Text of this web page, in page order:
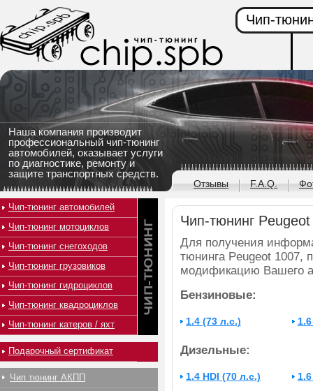
Наша компания производит
профессиональный чип-тюнинг
автомобилей, оказывает услуги
по диагностике, ремонту и
защите транспортных средств.
Чип-
Отзывы F.A.Q.
Чип-тюнинг
Для получения
тюнинга Peugeot 1007,
модификацию Вашего
Бензиновые:
1.4 (73 л.с.)
Дизельные:
1.4 HDI (70 л.с.)
Чип-тюнинг автомобилей
Чип-тюнинг мотоциклов
Чип-тюнинг снегоходов
Чип-тюнинг грузовиков
Чип-тюнинг гидроциклов
Чип-тюнинг квадроциклов
Чип-тюнинг катеров / яхт
Подарочный сертификат
Чип тюнинг АКПП